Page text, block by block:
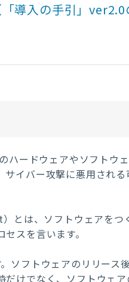
導入の手引」ver2.0
ハードウェアやソフトウ
イバー攻撃に悪用され
）とは、ソフトウェアを
スを言います。
ソフトウェアのリリース
けでなく、ソフトウェ